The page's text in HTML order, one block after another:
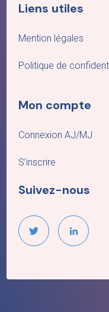
Liens utiles
Mention légales
Politique de
Mon compte
Connexion AJ/MJ
S’inscrire
Suivez-nous